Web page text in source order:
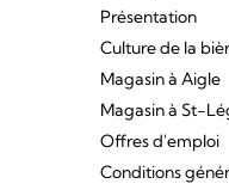
Présentation
Culture de la
Magasin à Aigle
Magasin à St-
Offres d'emploi
Conditions